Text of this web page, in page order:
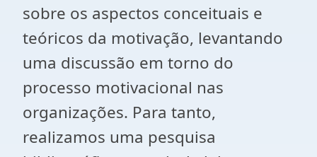
sobre os aspectos conceituais e
teóricos da motivação, levantando
uma discussão em torno do
processo motivacional nas
organizações. Para tanto,
realizamos uma pesquisa